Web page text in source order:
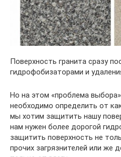
Поверхность гранита сразу
гидрофобизаторами и
Но на этом «проблема
необходимо определить от
мы хотим защитить нашу
нам нужен более дорогой
защитить поверхность не
прочих загрязнителей или же